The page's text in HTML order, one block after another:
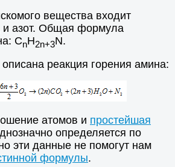
вещества входит
и азот. Общая формула
СnН2n+3N.
реакция горения амина:
атомов и простейшая
определяется по
эти данные не помогут нам
формулы.